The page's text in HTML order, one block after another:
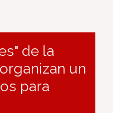
de la
un
para